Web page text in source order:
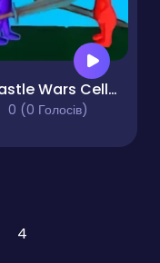
Castle Wars Cell Battle
0 (0 Голосів)
4